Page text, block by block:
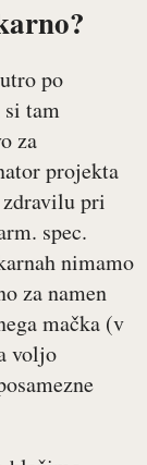
po
tam
za
projekta
pri
spec.
nimamo
za namen
mačka (v
voljo